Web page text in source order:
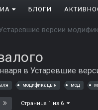
БЛОГИ
версии
в Устаревшие
модификацыя мод
Страница 1 из 6